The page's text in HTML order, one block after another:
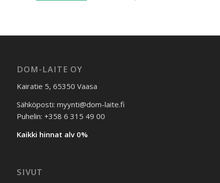
DOM-LAITE OY
Kairatie 5, 65350 Vaasa
Sähköposti: myynti@dom-laite.fi
Puhelin: +358 6 315 49 00
Kaikki hinnat alv 0%
SIVUT